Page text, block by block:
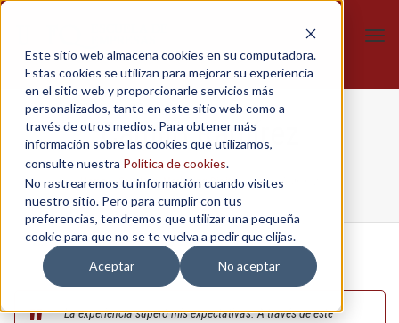
Este sitio web almacena cookies en su computadora.
Estas cookies se utilizan para mejorar su experiencia
en el sitio web y proporcionarle servicios más
personalizados, tanto en este sitio web como a
través de otros medios. Para obtener más
información sobre las cookies que utilizamos,
consulte nuestra Política de cookies.
No rastrearemos tu información cuando visites
nuestro sitio. Pero para cumplir con tus
preferencias, tendremos que utilizar una pequeña
cookie para que no se te vuelva a pedir que elijas.
Aceptar
No aceptar
Camilo Ramírez
Home / Canales y Marketing Digital / Camilo Ramírez
La experiencia superó mis expectativas. A través de este